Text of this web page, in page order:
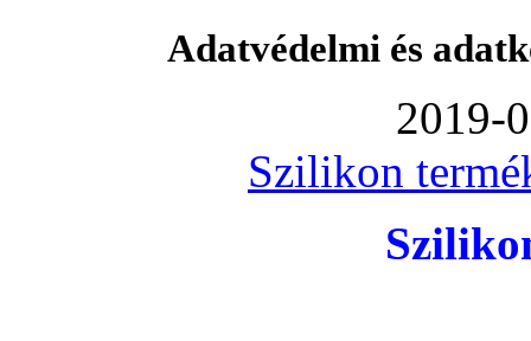
Adatvédelmi és
2019-
Szilikon